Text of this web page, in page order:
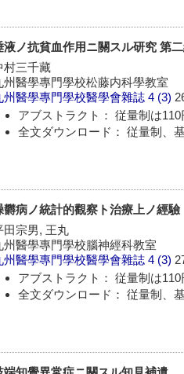
液ノ抗貧血作用ニ關スル研究 第
村三千藏
州醫學專門學校松藤内科學教室
州醫學專門學校醫學會雜誌 4 (3)
アブストラクト： 従量制は
全文ダウンロード： 従量制、
欝病ノ統計的觀察ト治療上ノ經驗
田宗男, 王丸
州醫學專門學校腦神經科教室
州醫學專門學校醫學會雜誌 4 (3)
アブストラクト： 従量制は
全文ダウンロード： 従量制、